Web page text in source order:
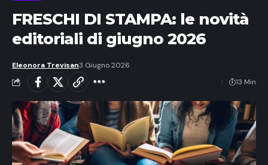
FRESCHI DI STAMPA: le novità
editoriali di giugno 2026
Eleonora Trevisan3 Giugno 2026
13 Min